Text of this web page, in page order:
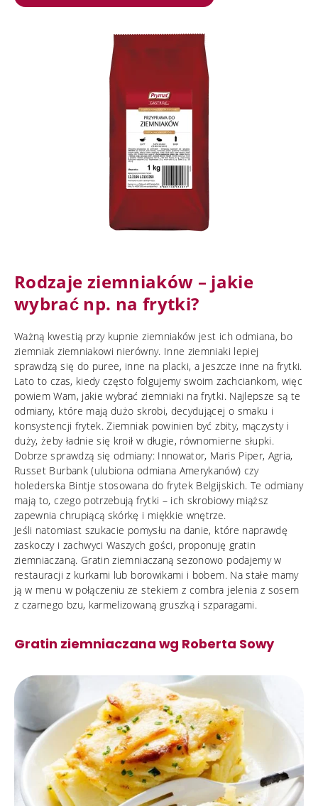
Rodzaje ziemniaków – jakie
wybrać np. na frytki?
Ważną kwestią przy kupnie ziemniaków jest ich odmiana, bo
ziemniak ziemniakowi nierówny. Inne ziemniaki lepiej
sprawdzą się do puree, inne na placki, a jeszcze inne na frytki.
Lato to czas, kiedy często folgujemy swoim zachciankom, więc
powiem Wam, jakie wybrać ziemniaki na frytki. Najlepsze są te
odmiany, które mają dużo skrobi, decydującej o smaku i
konsystencji frytek. Ziemniak powinien być zbity, mączysty i
duży, żeby ładnie się kroił w długie, równomierne słupki.
Dobrze sprawdzą się odmiany: Innowator, Maris Piper, Agria,
Russet Burbank (ulubiona odmiana Amerykanów) czy
holederska Bintje stosowana do frytek Belgijskich. Te odmiany
mają to, czego potrzebują frytki – ich skrobiowy miąższ
zapewnia chrupiącą skórkę i miękkie wnętrze.
Jeśli natomiast szukacie pomysłu na danie, które naprawdę
zaskoczy i zachwyci Waszych gości, proponuję gratin
ziemniaczaną. Gratin ziemniaczaną sezonowo podajemy w
restauracji z kurkami lub borowikami i bobem. Na stałe mamy
ją w menu w połączeniu ze stekiem z combra jelenia z sosem
z czarnego bzu, karmelizowaną gruszką i szparagami.
Gratin ziemniaczana wg Roberta Sowy